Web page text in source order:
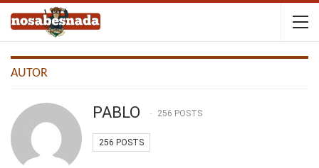
AUTOR
PABLO 256 POSTS
256 POSTS